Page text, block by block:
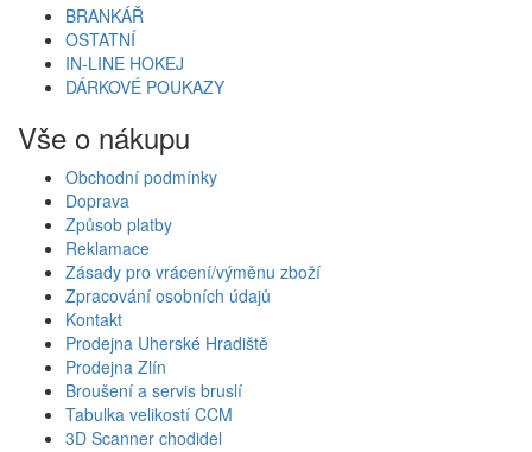
BRANKÁŘ
OSTATNÍ
IN-LINE HOKEJ
DÁRKOVÉ POUKAZY
Vše o nákupu
Obchodní podmínky
Doprava
Způsob platby
Reklamace
Zásady pro vrácení/výměnu zboží
Zpracování osobních údajů
Kontakt
Prodejna Uherské Hradiště
Prodejna Zlín
Broušení a servis bruslí
Tabulka velikostí CCM
3D Scanner chodidel